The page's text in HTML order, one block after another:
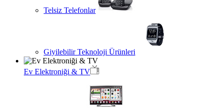
Telsiz Telefonlar
Giyilebilir Teknoloji Ürünleri
Ev Elektroniği & TV